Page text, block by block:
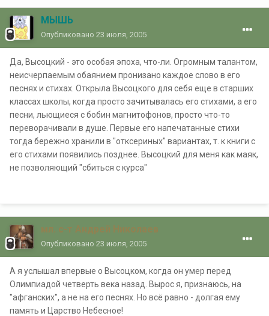
МЫШЬ
Опубликовано 23 июля, 2005
Да, Высоцкий - это особая эпоха, что-ли. Огромным талантом,
неисчерпаемым обаянием пронизано каждое слово в его
песнях и стихах. Открыла Высоцкого для себя еще в старших
классах школы, когда просто зачитывалась его стихами, а его
песни, льющиеся с бобин магнитофонов, просто что-то
переворачивали в душе. Первые его напечатанные стихи
тогда бережно хранили в "отксериных" вариантах, т. к книги с
его стихами появились позднее. Высоцкий для меня как маяк,
не позволяющий "сбиться с курса"
мл. с-т Андрей Николаев
Опубликовано 23 июля, 2005
А я услышал впервые о Высоцком, когда он умер перед
Олимпиадой четверть века назад. Вырос я, признаюсь, на
"афганских", а не на его песнях. Но всё равно - долгая ему
память и Царство Небесное!